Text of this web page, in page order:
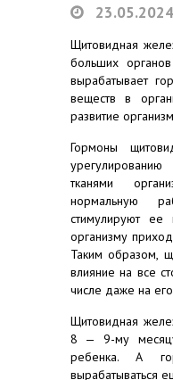
23.05.2024
Щитовидная
больших
вырабатывает
веществ в
развитие
Гормоны
тканями
нормальную
стимулируют ее
организму
Таким образом,
влияние на все
числе даже на
Щитовидная
8 — 9-му месяцу
ребенка. А
вырабатываться